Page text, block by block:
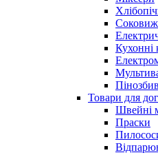
Кухонні
Товари для
Швейні
Праски